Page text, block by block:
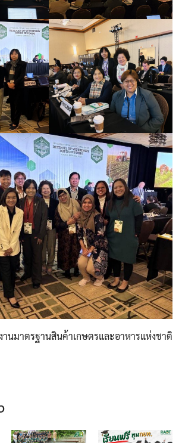
Search
านมาตรฐานสินค้าเกษตรและอาหารแห่งชาติ